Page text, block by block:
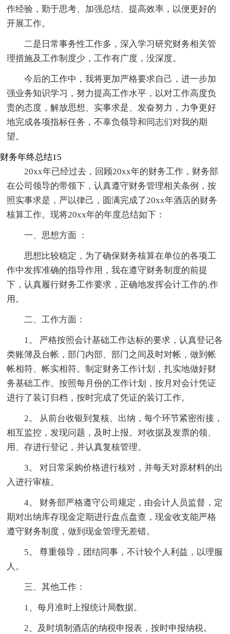
作经验，勤于思考、加强总结、提高效率，以便更好的
开展工作。
二是日常事务性工作多，深入学习研究财务相关管
理措施及工作制度少，工作有广度，没深度。
今后的工作中，我将更加严格要求自己，进一步加
强业务知识学习，努力提高工作水平，以对工作高度负
责的态度，解放思想、实事求是、发奋努力，力争更好
地完成各项指标任务，不辜负领导和同志们对我的期
望。
财务年终总结15
20xx年已经过去，回顾20xx年的财务工作，财务部
在公司领导的带领下，认真遵守财务管理相关条例，按
照实事求是，严以律己，圆满完成了20xx年酒店的财务
核算工作。现将20xx年的年度总结如下：
一、思想方面 ：
思想比较稳定，为了确保财务核算在单位的各项工
作中发挥准确的指导作用，我在遵守财务制度的前提
下，认真履行财务工作要求，正确地发挥会计工作的.作
用。
二、工作方面：
1。 严格按照会计基础工作达标的要求，认真登记各
类账簿及台帐，部门内部、部门之间及时对帐，做到帐
帐相符、帐实相符。制定财务工作计划，扎实地做好财
务基础工作。按照每月份的工作计划，按月对会计凭证
进行了装订归档，按时完成了凭证的装订工作。
2。 从前台收银到复核、出纳，每个环节紧密衔接，
相互监控，发现问题，及时上报。对收据及发票的领、
用、存进行登记，并认真复核管理。
3。 对日常采购价格进行核对，并每天对原材料的出
入进行审核。
4。 财务部严格遵守公司规定，由会计人员监督，定
期对出纳库存现金定期进行盘点盘查，现金收支能严格
遵守财务制度，做到现金管理无差错。
5。 尊重领导，团结同事，不计较个人利益，以理服
人。
三、其他工作：
1、每月准时上报统计局数据。
2、及时填制酒店的纳税申报表，按时申报纳税。